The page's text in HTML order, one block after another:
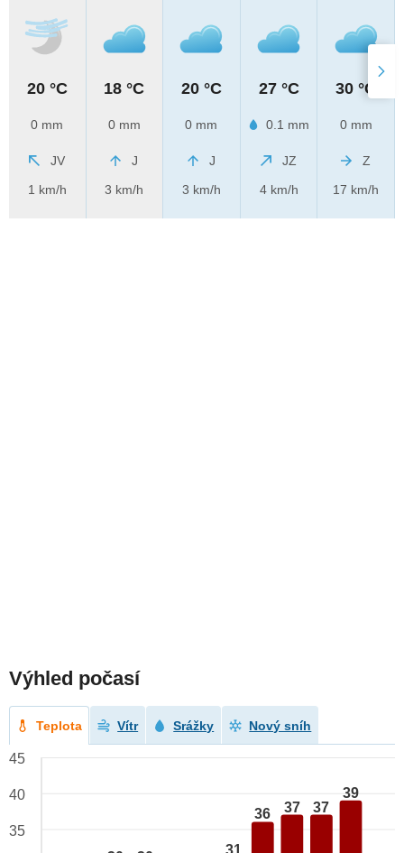
20 °C
0 mm
JV
1 km/h
18 °C
0 mm
J
3 km/h
20 °C
0 mm
J
3 km/h
27 °C
0.1 mm
JZ
4 km/h
30 °C
0 mm
Z
17 km/h
Výhled počasí
Teplota Vítr Srážky Nový sníh
36 37 37
39
45
40
35